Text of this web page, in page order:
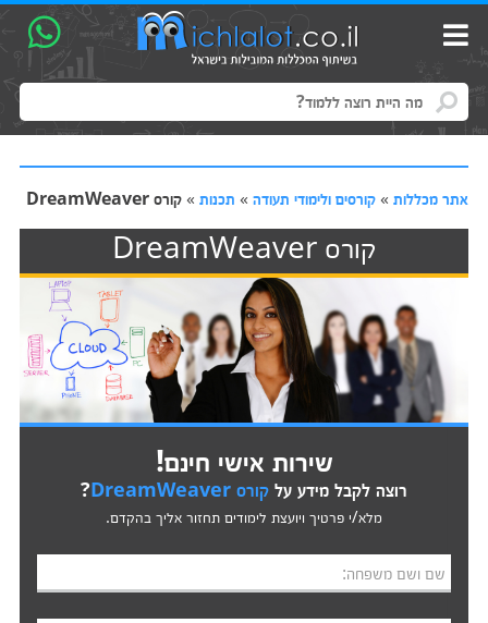
אתר מכללות» קורסים ולימודי תעודה» תכנות» קורס DreamWeaver
קורס DreamWeaver
שירות אישי חינם!
רוצה לקבל מידע על קורס DreamWeaver ?
מלא/י פרטיך ויועצת לימודים תחזור אליך בהקדם.
שם ושם משפחה: